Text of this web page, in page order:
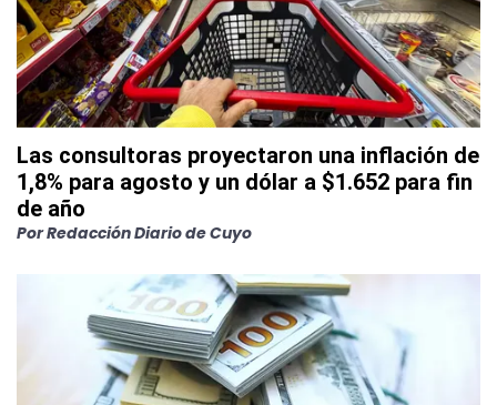
Las consultoras proyectaron una inflación de
1,8% para agosto y un dólar a $1.652 para fin
de año
PorRedacción Diario de Cuyo